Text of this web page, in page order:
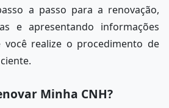
a passo para a renovação,
e apresentando informações
você realize o procedimento de
Minha CNH?